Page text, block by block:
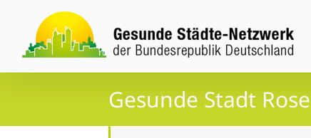
springen
Gesunde Stadt